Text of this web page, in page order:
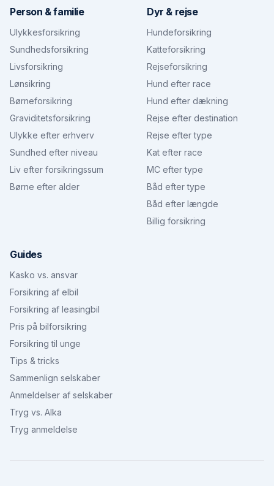
Person & familie
Ulykkesforsikring
Sundhedsforsikring
Livsforsikring
Lønsikring
Børneforsikring
Graviditetsforsikring
Ulykke efter erhverv
Sundhed efter niveau
Liv efter forsikringssum
Børne efter alder
Dyr & rejse
Hundeforsikring
Katteforsikring
Rejseforsikring
Hund efter race
Hund efter dækning
Rejse efter destination
Rejse efter type
Kat efter race
MC efter type
Båd efter type
Båd efter længde
Billig forsikring
Guides
Kasko vs. ansvar
Forsikring af elbil
Forsikring af leasingbil
Pris på bilforsikring
Forsikring til unge
Tips & tricks
Sammenlign selskaber
Anmeldelser af selskaber
Tryg vs. Alka
Tryg anmeldelse